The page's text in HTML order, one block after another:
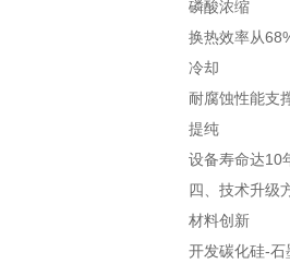
磷酸浓缩
换热效率从
冷却
耐腐蚀性能支
提纯
设备寿命达10
四、技术升级
材料创新
开发碳化硅-石